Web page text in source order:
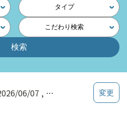
タイプ
こだわり検索
06/07 写真・映像